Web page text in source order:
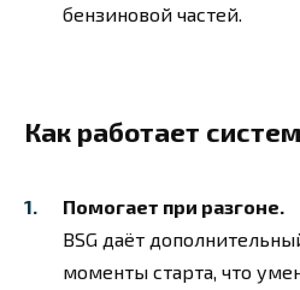
бензиновой частей.
Как работает
Помогает при разгоне.
BSG даёт
моменты старта, что